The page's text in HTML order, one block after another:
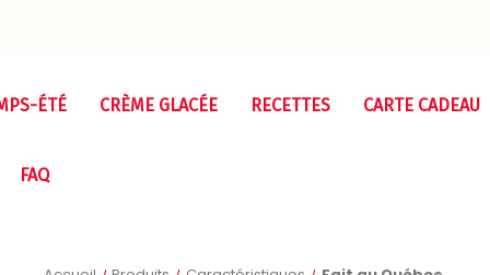
ÉTÉ CRÈME GLACÉE RECETTES CARTE CADEAU
FAQ